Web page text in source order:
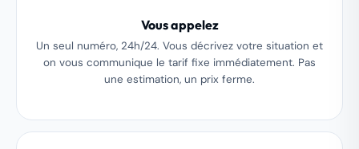
Vous appelez
Un seul numéro, 24h/24. Vous décrivez votre situation et
on vous communique le tarif fixe immédiatement. Pas
une estimation, un prix ferme.